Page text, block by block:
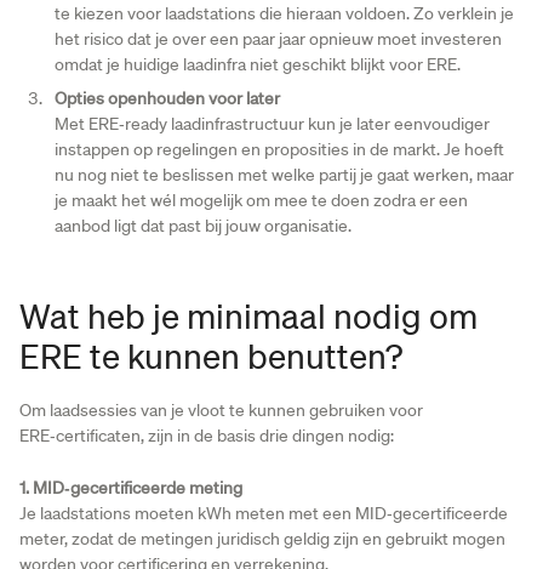
te kiezen voor laadstations die hieraan voldoen. Zo verklein je
het risico dat je over een paar jaar opnieuw moet investeren
omdat je huidige laadinfra niet geschikt blijkt voor ERE.
Opties openhouden voor later
Met ERE‑ready laadinfrastructuur kun je later eenvoudiger
instappen op regelingen en proposities in de markt. Je hoeft
nu nog niet te beslissen met welke partij je gaat werken, maar
je maakt het wél mogelijk om mee te doen zodra er een
aanbod ligt dat past bij jouw organisatie.
Wat heb je minimaal nodig om
ERE te kunnen benutten?
Om laadsessies van je vloot te kunnen gebruiken voor
ERE‑certificaten, zijn in de basis drie dingen nodig:
1. MID‑gecertificeerde meting
Je laadstations moeten kWh meten met een MID‑gecertificeerde
meter, zodat de metingen juridisch geldig zijn en gebruikt mogen
worden voor certificering en verrekening.